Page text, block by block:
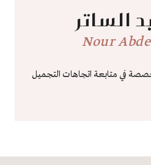
الساتر
Nour
في متابعة اتجاهات التجميل